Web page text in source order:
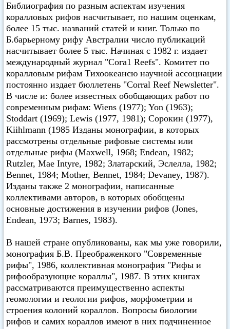
Библиография по разным аспектам изучения
коралловых рифов насчитывает, по нашим оценкам,
более 15 тыс. названий статей и книг. Только по
Б.барьерному рифу Австралии число публикаций
насчитывает более 5 тыс. Начиная с 1982 г. издает
международный журнал "Сога1 Reefs". Комитет по
коралловым рифам Тихоокеансю научной ассоциации
постоянно издает бюллетень "Corral Reef Newsletter".
В числе и: более известных обобщающих работ по
современным рифам: Wiens (1977); Yon (1963);
Stoddart (1969); Lewis (1977, 1981); Сорокин (1977),
Kiihlmann (1985 Изданы монографии, в которых
рассмотрены отдельные рифовые системы или
отдельные рифы (Maxwell, 1968; Endean, 1982;
Rutzler, Мае Intyre, 1982; Златарский, Эслелла, 1982;
Bennet, 1984; Mother, Bennet, 1984; Devaney, 1987).
Изданы также 2 монографии, написанные
коллективами авторов, в которых обобщены
основные достижения в изучении рифов (Jones,
Endean, 1973; Barnes, 1983).
В нашей стране опубликованы, как мы уже говорили,
монография Б.В. Преображенкого "Современные
рифы", 1986, коллективная монография "Рифы и
рифообразующие кораллы", 1987. В этих книгах
рассматриваются преимущественно аспекты
геомологии и геологии рифов, морфометрии и
строения колоний кораллов. Вопросы биoлогии
рифов и самих кораллов имеют в них подчиненное